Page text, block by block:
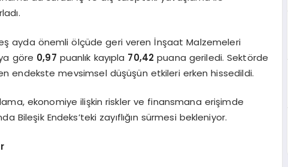
ayda önemli ölçüde geri veren İnşaat Malzemeleri
göre 0,97 puanlık kayıpla 70,42 puana geriledi. Sektörde
endekste mevsimsel düşüşün etkileri erken hissedildi.
ekonomiye ilişkin riskler ve finansmana erişimde
Bileşik Endeks’teki zayıflığın sürmesi bekleniyor.